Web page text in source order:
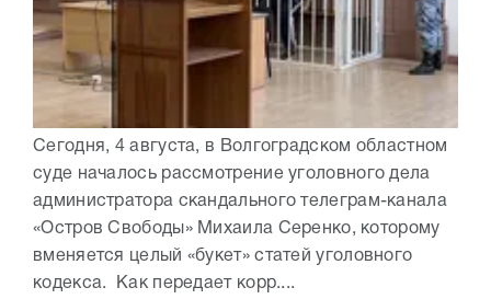
Сегодня, 4 августа, в Волгоградском областном
суде началось рассмотрение уголовного дела
администратора скандального телеграм-канала
«Остров Свободы» Михаила Серенко, которому
вменяется целый «букет» статей уголовного
кодекса. Как передает корр....